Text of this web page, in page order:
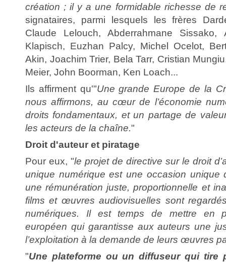
création ; il y a une formidable richesse de
signataires, parmi lesquels les frères
Claude Lelouch, Abderrahmane Sissako,
Klapisch, Euzhan Palcy, Michel Ocelot,
Akin, Joachim Trier, Bela Tarr, Cristian
Meier, John Boorman, Ken Loach...
Ils affirment qu'"Une grande Europe de la
nous affirmons, au cœur de l’économie
droits fondamentaux, et un partage de
les acteurs de la chaîne."
Droit d'auteur et piratage
Pour eux, "le projet de directive sur le droit
unique numérique est une occasion unique
une rémunération juste, proportionnelle et
films et œuvres audiovisuelles sont
numériques. Il est temps de mettre en
européen qui garantisse aux auteurs une
l’exploitation à la demande de leurs œuvres
"Une plateforme ou un diffuseur qui tire